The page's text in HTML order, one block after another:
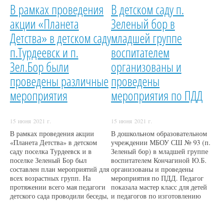
В рамках проведения
акции «Планета
Детства» в детском саду
п.Турдеевск и п.
Зел.Бор были
проведены различные
мероприятия
15 июня 2021 г.
В рамках проведения акции
«Планета Детства» в детском
саду поселка Турдеевск и в
поселке Зеленый Бор был
составлен план мероприятий для
всех возрастных групп. На
протяжении всего мая педагоги
детского сада проводили беседы,
В детском саду п.
Зеленый бор в
младшей группе
воспитателем
организованы и
проведены
мероприятия по ПДД
15 июня 2021 г.
В дошкольном образовательном
учреждении МБОУ СШ № 93 (п.
Зеленый бор) в младшей группе
воспитателем Кончагиной Ю.Б.
организованы и проведены
мероприятия по ПДД. Педагог
показала мастер класс для детей
и педагогов по изготовлению